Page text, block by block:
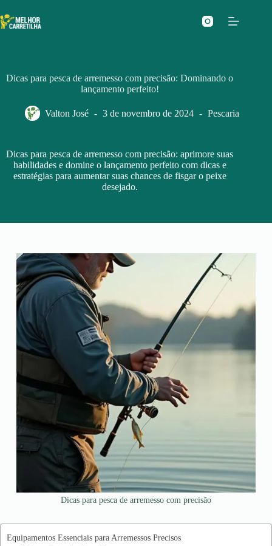
para
o
Dicas para pesca de arremesso com precisão: Dominando o
lançamento perfeito!
Valton José 3 de novembro de 2024 Pescaria
Dicas para pesca de arremesso com precisão: aprimore suas
habilidades e domine o lançamento perfeito com dicas e
estratégias para aumentar suas chances de fisgar o peixe
desejado.
Dicas para pesca de arremesso com precisão
Equipamentos Essenciais para Arremessos Precisos